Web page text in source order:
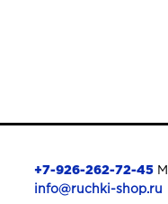
+7-926-262-72-45
info@ruchki-shop.ru